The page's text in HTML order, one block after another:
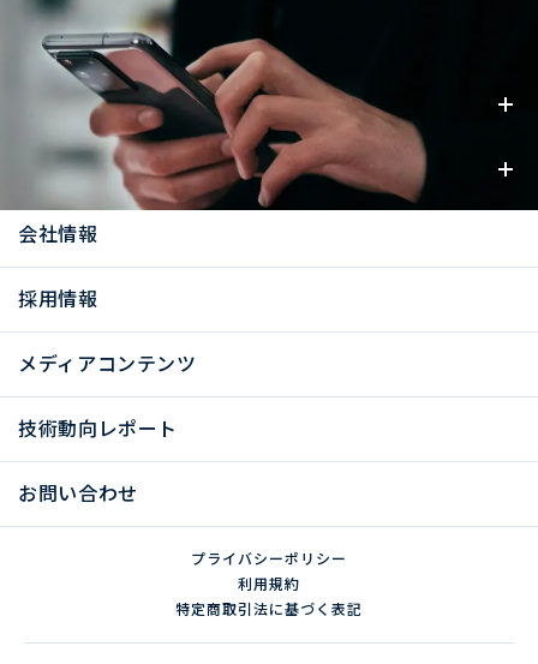
事業内容
お知らせ
会社情報
採用情報
メディアコンテンツ
技術動向レポート
お問い合わせ
プライバシーポリシー
利用規約
特定商取引法に基づく表記